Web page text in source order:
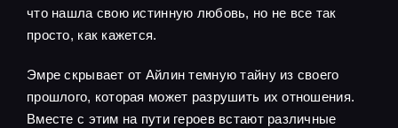
что нашла свою истинную любовь, но не все так
просто, как кажется.
Эмре скрывает от Айлин темную тайну из своего
прошлого, которая может разрушить их отношения.
Вместе с этим на пути героев встают различные